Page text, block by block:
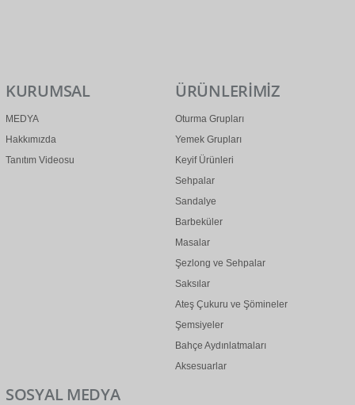
KURUMSAL
MEDYA
Hakkımızda
Tanıtım Videosu
ÜRÜNLERİMİZ
Oturma Grupları
Yemek Grupları
Keyif Ürünleri
Sehpalar
Sandalye
Barbeküler
Masalar
Şezlong ve Sehpalar
Saksılar
Ateş Çukuru ve Şömineler
Şemsiyeler
Bahçe Aydınlatmaları
Aksesuarlar
SOSYAL MEDYA